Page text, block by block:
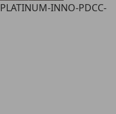
INNO-PDCC-